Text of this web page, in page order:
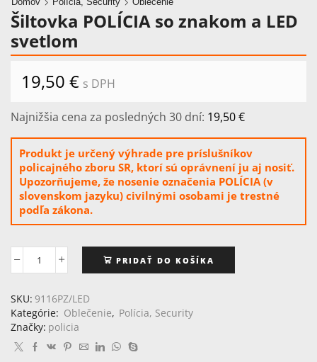
Šiltovka POLÍCIA so znakom a LED
svetlom
19,50 € s DPH
Najnižšia cena za posledných 30 dní: 19,50€
Produkt je určený výhrade pre príslušníkov
policajného zboru SR, ktorí sú oprávnení ju aj nosiť.
Upozorňujeme, že nosenie označenia POLÍCIA (v
slovenskom jazyku) civilnými osobami je trestné
podľa zákona.
množstvo
POLÍCIA
so
znakom
a
LED
PRIDAŤ DO KOŠÍKA
SKU: 9116PZ/LED
Kategórie: Oblečenie, Polícia, Security
Značky: policia